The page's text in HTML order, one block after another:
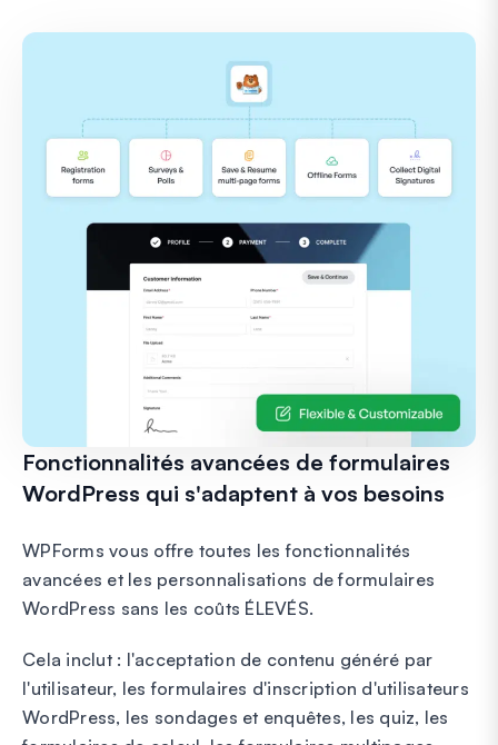
Fonctionnalités avancées de formulaires
WordPress qui s'adaptent à vos besoins
WPForms vous offre toutes les fonctionnalités
avancées et les personnalisations de formulaires
WordPress sans les coûts ÉLEVÉS.
Cela inclut : l'acceptation de contenu généré par
l'utilisateur, les formulaires d'inscription d'utilisateurs
WordPress, les sondages et enquêtes, les quiz, les